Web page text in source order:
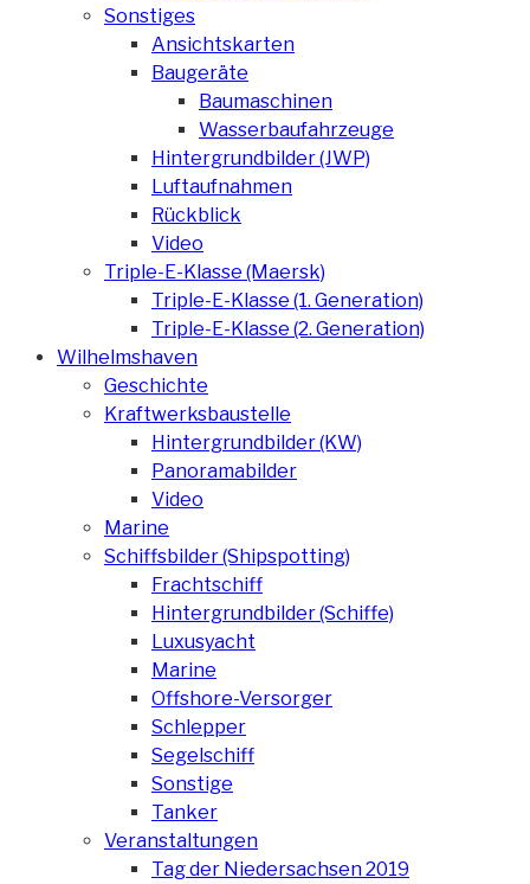
Sonstiges
Ansichtskarten
Baugeräte
Baumaschinen
Wasserbaufahrzeuge
Hintergrundbilder (JWP)
Luftaufnahmen
Rückblick
Video
Triple-E-Klasse (Maersk)
Triple-E-Klasse (1. Generation)
Triple-E-Klasse (2. Generation)
Wilhelmshaven
Geschichte
Kraftwerksbaustelle
Hintergrundbilder (KW)
Panoramabilder
Video
Marine
Schiffsbilder (Shipspotting)
Frachtschiff
Hintergrundbilder (Schiffe)
Luxusyacht
Marine
Offshore-Versorger
Schlepper
Segelschiff
Sonstige
Tanker
Veranstaltungen
Tag der Niedersachsen 2019